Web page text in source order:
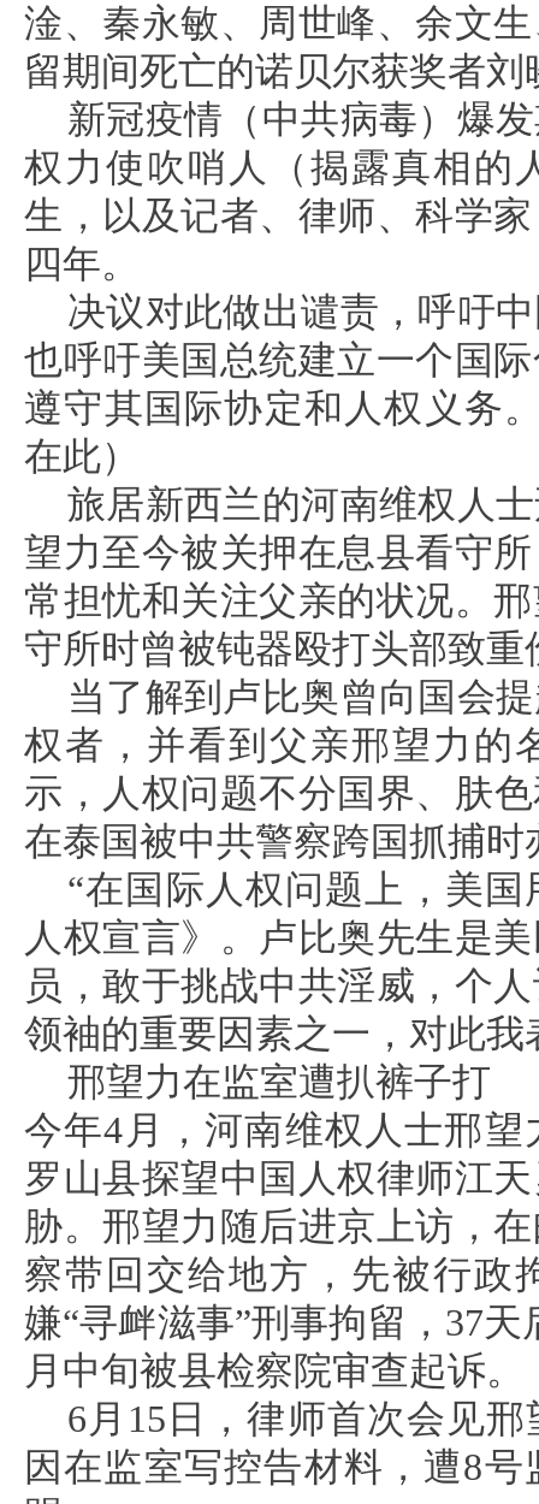
淦、秦永敏、周世峰、余文
留期间死亡的诺贝尔获奖者刘
新冠疫情（中共病毒）爆
权力使吹哨人（揭露真相的
生，以及记者、律师、科学
四年。
决议对此做出谴责，呼吁
也呼吁美国总统建立一个国
遵守其国际协定和人权义务
在此）
旅居新西兰的河南维权人
望力至今被关押在息县看守
常担忧和关注父亲的状况。
守所时曾被钝器殴打头部致
当了解到卢比奥曾向国会
权者，并看到父亲邢望力的
示，人权问题不分国界、肤
在泰国被中共警察跨国抓捕
“在国际人权问题上，美
人权宣言》。卢比奥先生是
员，敢于挑战中共淫威，个
领袖的重要因素之一，对此我
邢望力在监室遭扒裤子打
今年4月，河南维权人士邢
罗山县探望中国人权律师江
胁。邢望力随后进京上访，
察带回交给地方，先被行政
嫌“寻衅滋事”刑事拘留，37
月中旬被县检察院审查起诉。
6月15日，律师首次会见
因在监室写控告材料，遭8